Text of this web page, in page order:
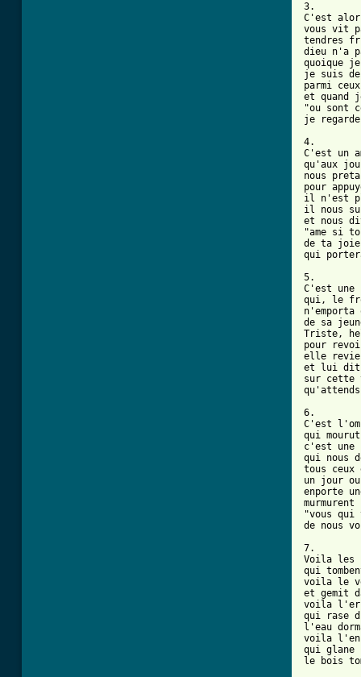
3.
C'est
vous vit
tendres
dieu n'a
quoique
je suis
parmi
et quand
"ou sont
je
4.
C'est un
qu'aux
nous
pour
il n'est
il nous
et nous
"ame si
de ta joie
qui
5.
C'est une
qui, le
n'emporta
de sa
Triste,
pour
elle
et lui dit
sur cette
6.
C'est
qui mourut
c'est une
qui nous
tous
un jour
enporte
"vous qui
de nous
7.
Voila les
qui
voila le
et gemit
voila
qui rase
l'eau
voila
qui glane
le bois